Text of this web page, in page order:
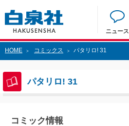
ニュース
HOME > コミックス > パタリロ! 31
パタリロ! 31
コミック情報